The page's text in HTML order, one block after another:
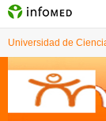
Universidad de